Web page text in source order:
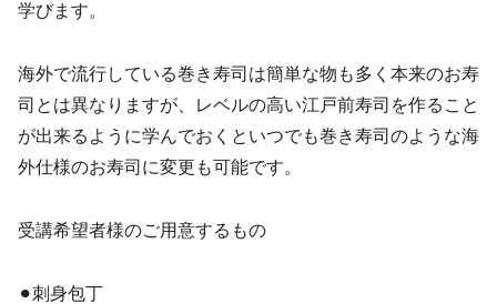
学びます。
海外で流行している巻き寿司は簡単な物も多く本来のお寿
司とは異なりますが、レベルの高い江戸前寿司を作ること
が出来るように学んでおくといつでも巻き寿司のような海
外仕様のお寿司に変更も可能です。
受講希望者様のご用意するもの
⚫︎刺身包丁